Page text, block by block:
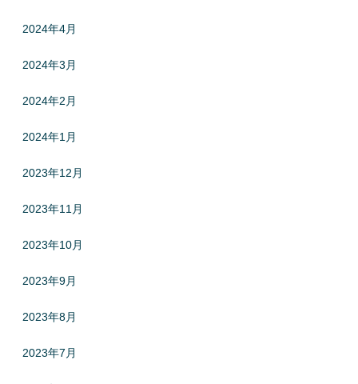
2024年4月
2024年3月
2024年2月
2024年1月
2023年12月
2023年11月
2023年10月
2023年9月
2023年8月
2023年7月